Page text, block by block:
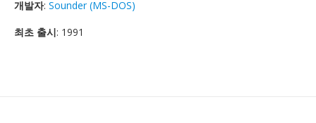
개발자: Sounder (MS-DOS)
최초 출시: 1991